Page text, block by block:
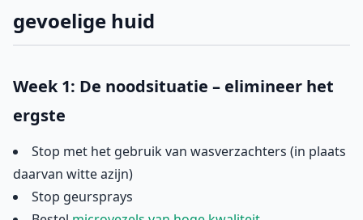
gevoelige huid
Week 1: De noodsituatie – elimineer het
ergste
Stop met het gebruik van wasverzachters (in plaats
daarvan witte azijn)
Stop geursprays